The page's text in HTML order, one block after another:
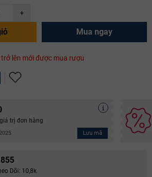
+
Mua ngay
lên mới được mua rượu
trị đơn hàng
Lưu mã
Dõi: 10,8k